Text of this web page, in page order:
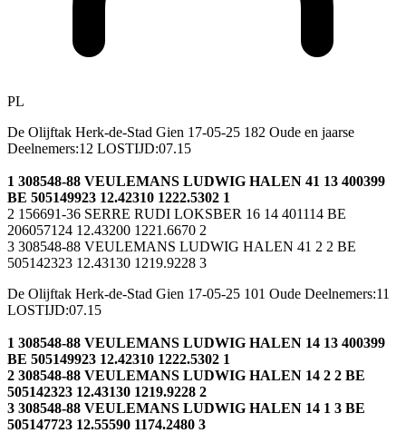
PL
De Olijftak Herk-de-Stad Gien 17-05-25 182 Oude en jaarse
Deelnemers:12 LOSTIJD:07.15
1 308548-88 VEULEMANS LUDWIG HALEN 41 13 400399
BE 505149923 12.42310 1222.5302 1
2 156691-36 SERRE RUDI LOKSBER 16 14 401114 BE
206057124 12.43200 1221.6670 2
3 308548-88 VEULEMANS LUDWIG HALEN 41 2 2 BE
505142323 12.43130 1219.9228 3
De Olijftak Herk-de-Stad Gien 17-05-25 101 Oude Deelnemers:11
LOSTIJD:07.15
1 308548-88 VEULEMANS LUDWIG HALEN 14 13 400399
BE 505149923 12.42310 1222.5302 1
2 308548-88 VEULEMANS LUDWIG HALEN 14 2 2 BE
505142323 12.43130 1219.9228 2
3 308548-88 VEULEMANS LUDWIG HALEN 14 1 3 BE
505147723 12.55590 1174.2480 3